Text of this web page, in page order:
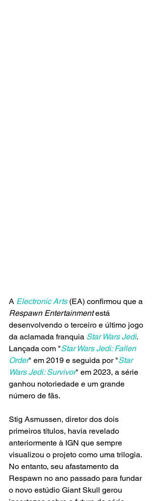
A Electronic Arts (EA) confirmou que a
Respawn Entertainment está
desenvolvendo o terceiro e último jogo
da aclamada franquia Star Wars Jedi.
Lançada com "Star Wars Jedi: Fallen
Order" em 2019 e seguida por "Star
Wars Jedi: Survivor" em 2023, a série
ganhou notoriedade e um grande
número de fãs.
Stig Asmussen, diretor dos dois
primeiros títulos, havia revelado
anteriormente à IGN que sempre
visualizou o projeto como uma trilogia.
No entanto, seu afastamento da
Respawn no ano passado para fundar
o novo estúdio Giant Skull gerou